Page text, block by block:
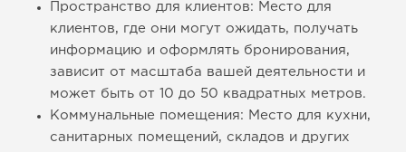
Пространство для клиентов: Место для
клиентов, где они могут ожидать, получать
информацию и оформлять бронирования,
зависит от масштаба вашей деятельности и
может быть от 10 до 50 квадратных метров.
Коммунальные помещения: Место для кухни,
санитарных помещений, складов и других